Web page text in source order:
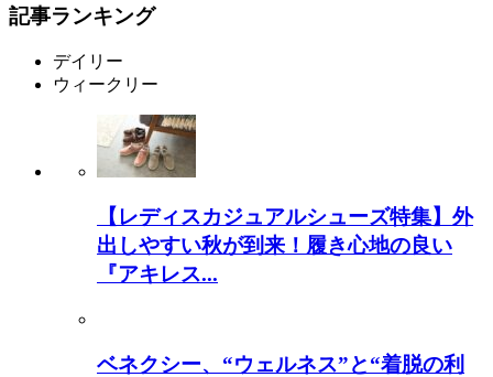
記事ランキング
デイリー
ウィークリー
【レディスカジュアルシューズ特集】外
出しやすい秋が到来！履き心地の良い
『アキレス...
ベネクシー、“ウェルネス”と“着脱の利